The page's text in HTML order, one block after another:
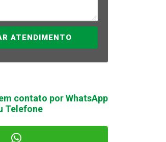
ATENDIMENTO
contato por WhatsApp
Telefone